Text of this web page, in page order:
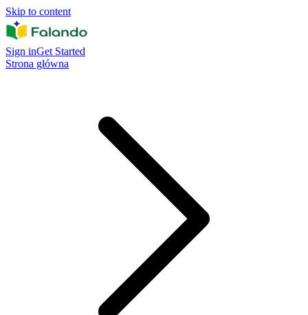
Skip to content
Sign inGet Started
Strona główna